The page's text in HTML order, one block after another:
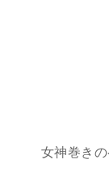
女神巻き